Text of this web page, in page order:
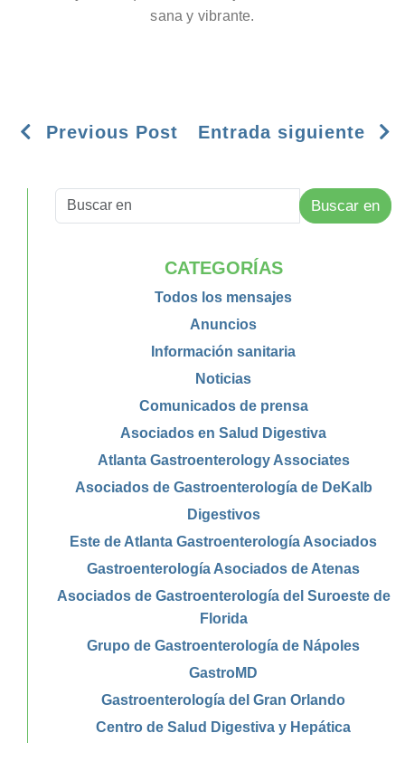
sana y vibrante.
Previous Post Entrada siguiente
Buscar en
CATEGORÍAS
Todos los mensajes
Anuncios
Información sanitaria
Noticias
Comunicados de prensa
Asociados en Salud Digestiva
Atlanta Gastroenterology Associates
Asociados de Gastroenterología de DeKalb
Digestivos
Este de Atlanta Gastroenterología Asociados
Gastroenterología Asociados de Atenas
Asociados de Gastroenterología del Suroeste de
Florida
Grupo de Gastroenterología de Nápoles
GastroMD
Gastroenterología del Gran Orlando
Centro de Salud Digestiva y Hepática